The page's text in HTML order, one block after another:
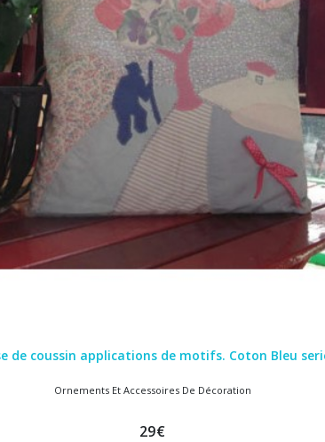
de coussin applications de motifs. Coton Bleu
Ornements Et Accessoires De Décoration
29€